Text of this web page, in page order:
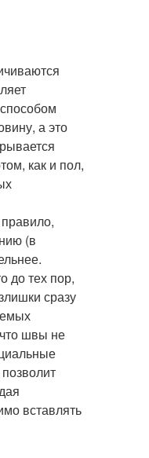
а это
как и пол,
(в
до тех пор,
сразу
что швы не
вставлять